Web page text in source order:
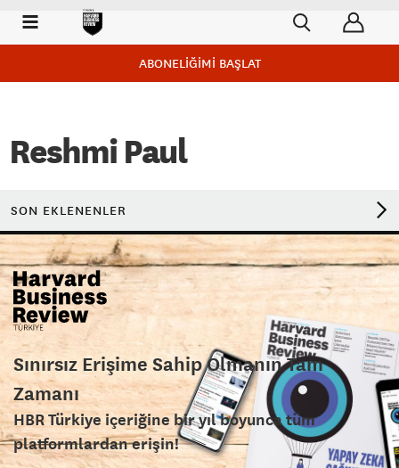
ABONELİĞİMİ BAŞLAT
Reshmi Paul
SON EKLENENLER
Sınırsız Erişime Sahip Olmanın Tam
Zamanı
HBR Türkiye içeriğine bir yıl boyunca tüm
platformlardan erişin!